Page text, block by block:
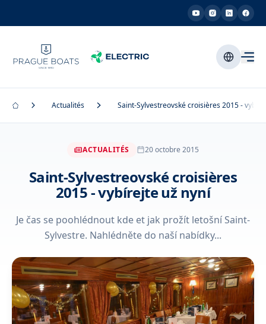
Actualités Saint-Sylvestreovské croisières 2015 -
ACTUALITÉS 20 octobre 2015
Saint-Sylvestreovské croisières
2015 - vybírejte už nyní
Je čas se poohlédnout kde et jak prožít letošní Saint-
Sylvestre. Nahlédněte do naší nabídky...